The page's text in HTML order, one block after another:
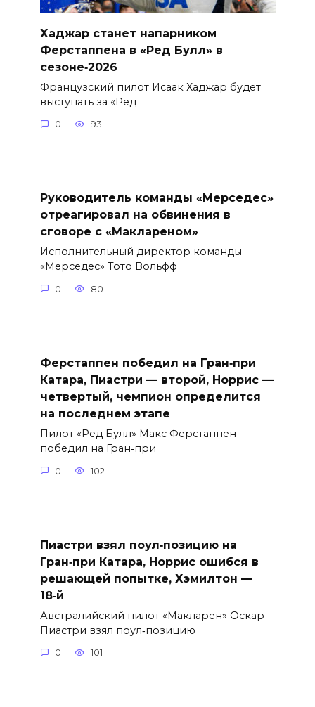
Хаджар станет напарником
Ферстаппена в «Ред Булл» в
сезоне‑2026
Французский пилот Исаак Хаджар будет
выступать за «Ред
0 93
Руководитель команды «Мерседес»
отреагировал на обвинения в
сговоре с «Маклареном»
Исполнительный директор команды
«Мерседес» Тото Вольфф
0 80
Ферстаппен победил на Гран‑при
Катара, Пиастри — второй, Норрис —
четвертый, чемпион определится
на последнем этапе
Пилот «Ред Булл» Макс Ферстаппен
победил на Гран‑при
0 102
Пиастри взял поул‑позицию на
Гран‑при Катара, Норрис ошибся в
решающей попытке, Хэмилтон —
18‑й
Австралийский пилот «Макларен» Оскар
Пиастри взял поул‑позицию
0 101